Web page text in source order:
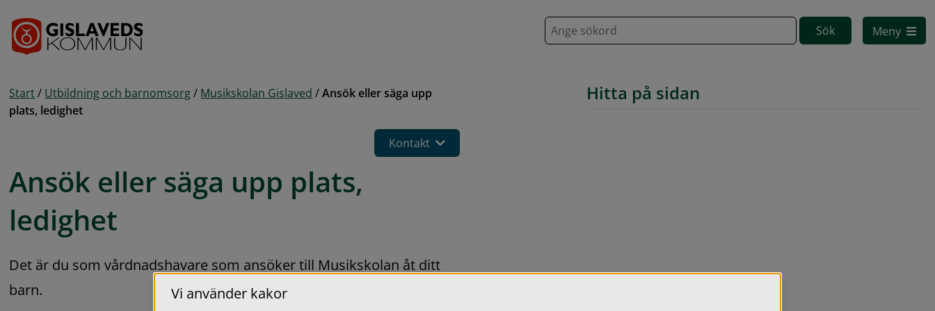
S
ö
Meny
Start / Utbildning och barnomsorg / Musikskolan Gislaved / Ansök eller säga upp
plats, ledighet
Kontakt
Ansök eller säga upp plats,
ledighet
Det är du som vårdnadshavare som ansöker till Musikskolan åt ditt
barn.
Hitta på sidan
Vi använder kakor